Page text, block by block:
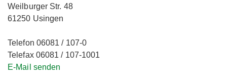
Weilburger Str. 48
61250 Usingen
Telefon 06081 / 107-0
Telefax 06081 / 107-1001
E-Mail senden